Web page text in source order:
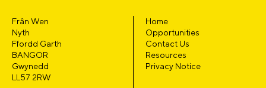
Frân Wen
Nyth
Ffordd Garth
BANGOR
Gwynedd
LL57 2RW
Home
Opportunities
Contact Us
Resources
Privacy Notice